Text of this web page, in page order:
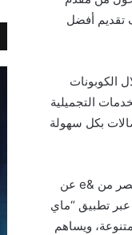
تقديم أفضل
الكوبونات
التجميلية
بكل سهولة
من &e عن
عبر تطبيق “ماي
ويساهم